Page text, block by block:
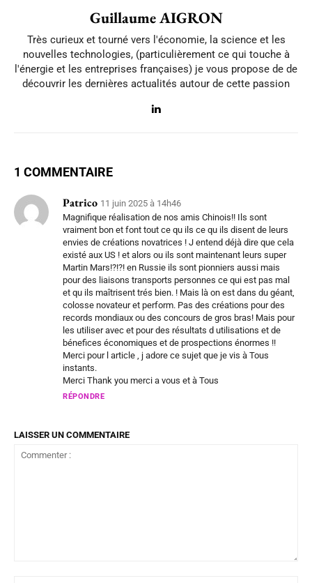
Guillaume AIGRON
Très curieux et tourné vers l'économie, la science et les
nouvelles technologies, (particulièrement ce qui touche à
l'énergie et les entreprises françaises) je vous propose de de
découvrir les dernières actualités autour de cette passion
1 COMMENTAIRE
Patrico 11 juin 2025 à 14h46
Magnifique réalisation de nos amis Chinois!! Ils sont
vraiment bon et font tout ce qu ils ce qu ils disent de leurs
envies de créations novatrices ! J entend déjà dire que cela
existé aux US ! et alors ou ils sont maintenant leurs super
Martin Mars!?!?! en Russie ils sont pionniers aussi mais
pour des liaisons transports personnes ce qui est pas mal
et qu ils maîtrisent trés bien. ! Mais là on est dans du géant,
colosse novateur et perform. Pas des créations pour des
records mondiaux ou des concours de gros bras! Mais pour
les utiliser avec et pour des résultats d utilisations et de
bénefices économiques et de prospections énormes !!
Merci pour l article , j adore ce sujet que je vis à Tous
instants.
Merci Thank you merci a vous et à Tous
RÉPONDRE
LAISSER UN COMMENTAIRE